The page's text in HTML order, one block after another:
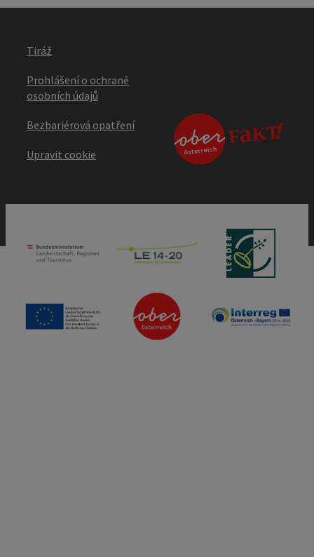
Tiráž
Prohlášení o ochraně
osobních údajů
Bezbariérová opatření
Upravit cookie